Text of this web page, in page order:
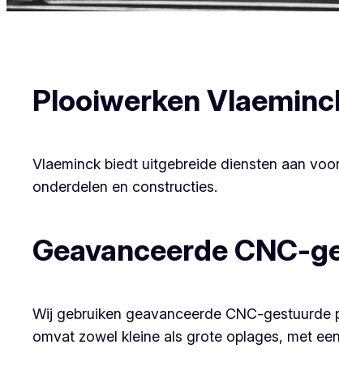
Plooiwerken
Vlaeminck biedt uitgebreide diensten aan
onderdelen en constructies.
Geavanceerde CNC-
Wij gebruiken geavanceerde CNC-
omvat zowel kleine als grote oplages, met